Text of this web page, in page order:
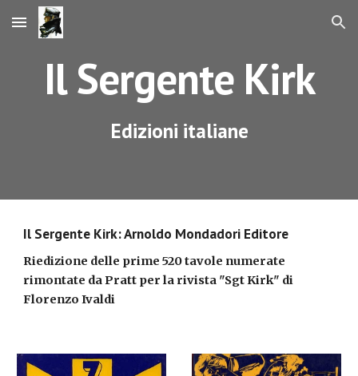
Skip to main content Skip to navigation
Il Sergente Kirk
Edizioni italiane
Il Sergente Kirk: Arnoldo Mondadori Editore
Riedizione delle prime 520 tavole numerate
rimontate da Pratt per la rivista "Sgt Kirk" di
Florenzo Ivaldi